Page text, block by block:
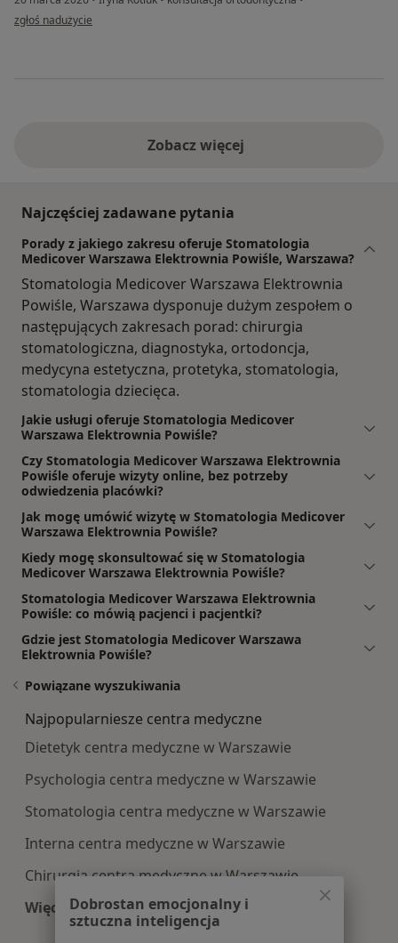
w opinii użytkownika Katya
zgłoś nadużycie
Zobacz więcej
Najczęściej zadawane pytania
Porady z jakiego zakresu oferuje Stomatologia
Medicover Warszawa Elektrownia Powiśle, Warszawa?
Stomatologia Medicover Warszawa Elektrownia
Powiśle, Warszawa dysponuje dużym zespołem o
następujących zakresach porad: chirurgia
stomatologiczna, diagnostyka, ortodoncja,
medycyna estetyczna, protetyka, stomatologia,
stomatologia dziecięca.
Jakie usługi oferuje Stomatologia Medicover
Warszawa Elektrownia Powiśle?
Czy Stomatologia Medicover Warszawa Elektrownia
Powiśle oferuje wizyty online, bez potrzeby
odwiedzenia placówki?
Jak mogę umówić wizytę w Stomatologia Medicover
Warszawa Elektrownia Powiśle?
Kiedy mogę skonsultować się w Stomatologia
Medicover Warszawa Elektrownia Powiśle?
Stomatologia Medicover Warszawa Elektrownia
Powiśle: co mówią pacjenci i pacjentki?
Gdzie jest Stomatologia Medicover Warszawa
Elektrownia Powiśle?
Powiązane wyszukiwania
Najpopularniesze centra medyczne
Dietetyk centra medyczne w Warszawie
Psychologia centra medyczne w Warszawie
Stomatologia centra medyczne w Warszawie
Interna centra medyczne w Warszawie
Chirurgia centra medyczne w Warszawie
Więcej (15)
Więcej w kategorii: Najpopularniesze centra
Dobrostan emocjonalny i
sztuczna inteligencja